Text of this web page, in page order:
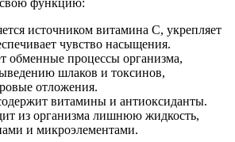
источником витамина C, укрепляет
чувство насыщения.
обменные процессы организма,
шлаков и токсинов,
отложения.
витамины и антиоксиданты.
из организма лишнюю жидкость,
и микроэлементами.